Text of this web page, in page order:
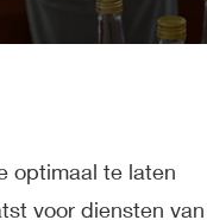
optimaal te laten
voor diensten